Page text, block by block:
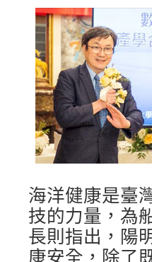
海洋健康是臺
技的力量，為
長則指出，陽
康安全，除了